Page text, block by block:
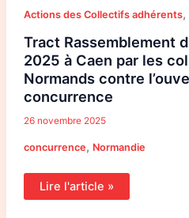
Actions des Collectifs adhérents,
Tract Rassemblement
2025 à Caen par les
Normands contre
concurrence
26 novembre 2025
concurrence, Normandie
syndicats
contre
l’ouverture
à
concurrence
Lire l'article »